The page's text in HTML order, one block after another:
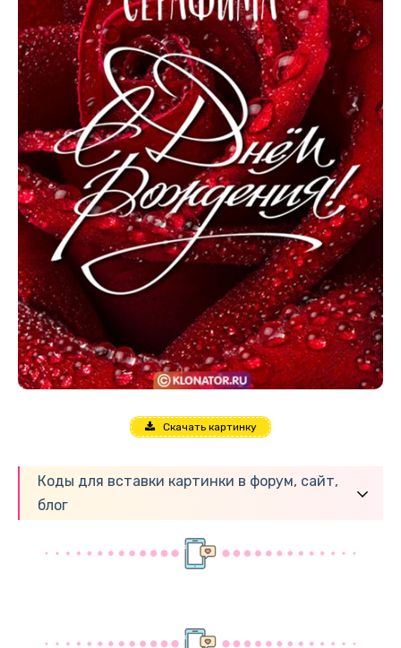
Скачать картинку
Коды для вставки картинки в форум, сайт,
блог